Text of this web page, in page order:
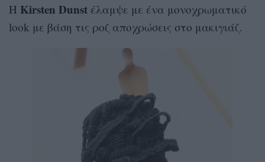
Η Kirsten Dunst έλαμψε με ένα μονοχρωματικό
look με βάση τις ροζ αποχρώσεις στο μακιγιάζ.